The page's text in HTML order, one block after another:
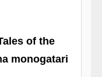
of the
monogatari